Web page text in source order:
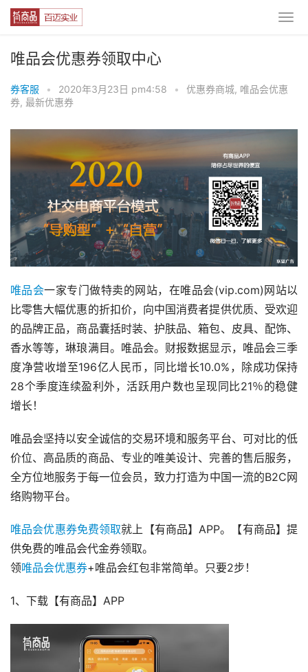
唯品会优惠券领取中心
券客服 • 2020年3月23日 pm4:58 • 优惠券商城, 唯品会优惠
券, 最新优惠券
唯品会一家专门做特卖的网站，在唯品会(vip.com)网站以
比零售大幅优惠的折扣价，向中国消费者提供优质、受欢迎
的品牌正品，商品囊括时装、护肤品、箱包、皮具、配饰、
香水等等，琳琅满目。唯品会。财报数据显示，唯品会三季
度净营收增至196亿人民币，同比增长10.0%，除成功保持
28个季度连续盈利外，活跃用户数也呈现同比21％的稳健
增长！
唯品会坚持以安全诚信的交易环境和服务平台、可对比的低
价位、高品质的商品、专业的唯美设计、完善的售后服务，
全方位地服务于每一位会员，致力打造为中国一流的B2C网
络购物平台。
唯品会优惠券免费领取就上【有商品】APP。【有商品】提
供免费的唯品会代金券领取。
领唯品会优惠券+唯品会红包非常简单。只要2步！
1、下载【有商品】APP